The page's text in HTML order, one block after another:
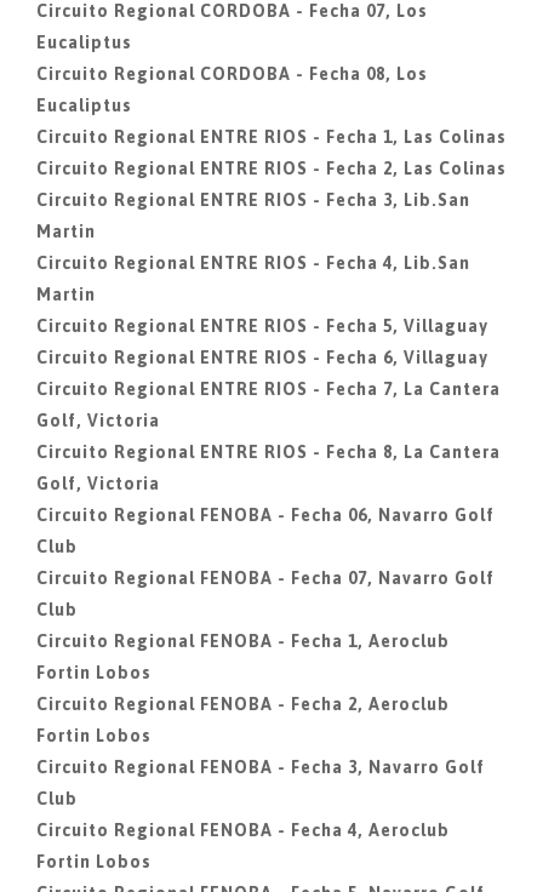
Circuito Regional CORDOBA - Fecha 07, Los
Eucaliptus
Circuito Regional CORDOBA - Fecha 08, Los
Eucaliptus
Circuito Regional ENTRE RIOS - Fecha 1, Las Colinas
Circuito Regional ENTRE RIOS - Fecha 2, Las Colinas
Circuito Regional ENTRE RIOS - Fecha 3, Lib.San
Martin
Circuito Regional ENTRE RIOS - Fecha 4, Lib.San
Martin
Circuito Regional ENTRE RIOS - Fecha 5, Villaguay
Circuito Regional ENTRE RIOS - Fecha 6, Villaguay
Circuito Regional ENTRE RIOS - Fecha 7, La Cantera
Golf, Victoria
Circuito Regional ENTRE RIOS - Fecha 8, La Cantera
Golf, Victoria
Circuito Regional FENOBA - Fecha 06, Navarro Golf
Club
Circuito Regional FENOBA - Fecha 07, Navarro Golf
Club
Circuito Regional FENOBA - Fecha 1, Aeroclub
Fortin Lobos
Circuito Regional FENOBA - Fecha 2, Aeroclub
Fortin Lobos
Circuito Regional FENOBA - Fecha 3, Navarro Golf
Club
Circuito Regional FENOBA - Fecha 4, Aeroclub
Fortin Lobos